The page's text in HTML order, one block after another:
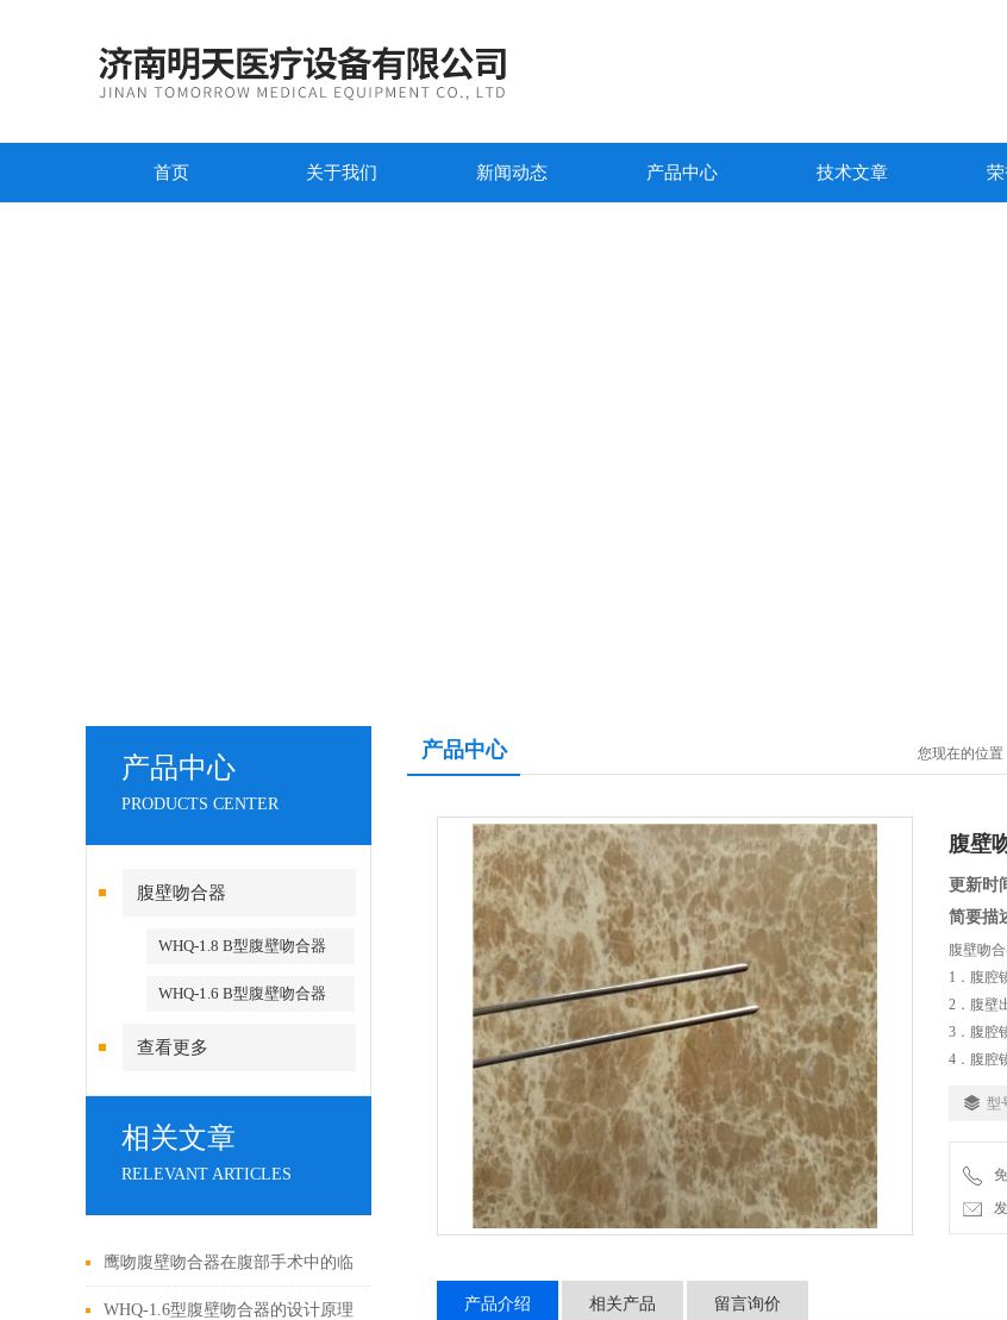
首页 关于我们 新闻动态 产品中心 技术文章
产品中心
PRODUCTS CENTER
腹壁吻合器
WHQ-1.8 B型腹壁吻合器
WHQ-1.6 B型腹壁吻合器
查看更多
相关文章
RELEVANT ARTICLES
鹰吻腹壁吻合器在腹部手术中的临
床应用
WHQ-1.6型腹壁吻合器的设计原理
产品中心 您现在的位置
腹壁
更新时
简要描
腹壁吻
1．腹腔
2．腹壁
3．腹腔
4．腹腔
型
产品介绍 相关产品 留言询价